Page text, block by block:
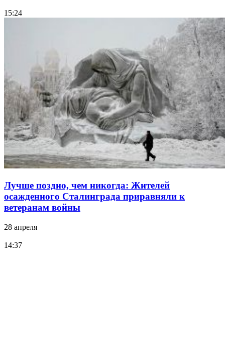
15:24
Лучше поздно, чем никогда: Жителей
осажденного Сталинграда приравняли к
ветеранам войны
28 апреля
14:37